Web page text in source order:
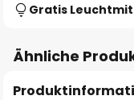
Gratis
Ähnliche